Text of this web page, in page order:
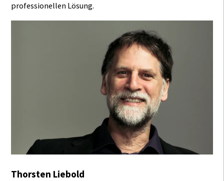
professionellen Lösung.
Thorsten Liebold